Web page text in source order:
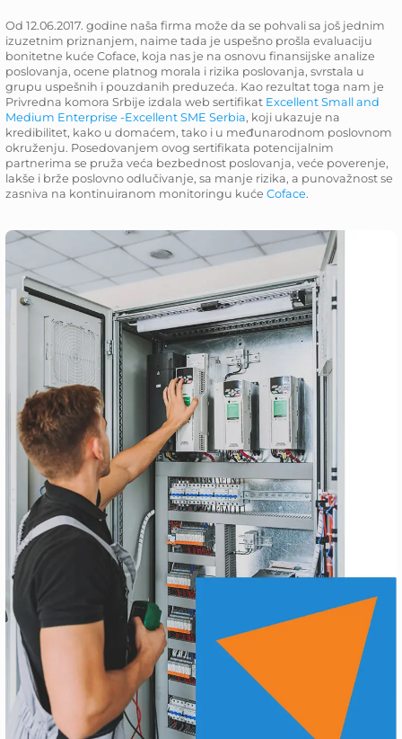
Od 12.06.2017. godine naša firma može da se pohvali sa još jednim
izuzetnim priznanjem, naime tada je uspešno prošla evaluaciju
bonitetne kuće Coface, koja nas je na osnovu finansijske analize
poslovanja, ocene platnog morala i rizika poslovanja, svrstala u
grupu uspešnih i pouzdanih preduzeća. Kao rezultat toga nam je
Privredna komora Srbije izdala web sertifikat Excellent Small and
Medium Enterprise -Excellent SME Serbia, koji ukazuje na
kredibilitet, kako u domaćem, tako i u međunarodnom poslovnom
okruženju. Posedovanjem ovog sertifikata potencijalnim
partnerima se pruža veća bezbednost poslovanja, veće poverenje,
lakše i brže poslovno odlučivanje, sa manje rizika, a punovažnost se
zasniva na kontinuiranom monitoringu kuće Coface.